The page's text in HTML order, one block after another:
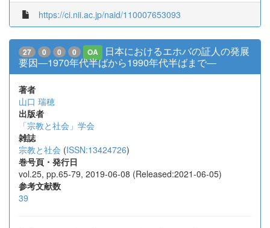
https://ci.nii.ac.jp/naid/110007653093
27 0 0 0 OA
日本におけるエホバの証人の発展
要因―1970年代半ばから1990年代半ばまで―
著者
山口 瑞穂
出版者
「宗教と社会」学会
雑誌
宗教と社会 (ISSN:13424726)
巻号頁・発行日
vol.25, pp.65-79, 2019-06-08 (Released:2021-06-05)
参考文献数
39